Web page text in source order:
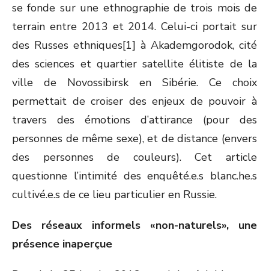
se fonde sur une ethnographie de trois mois de
terrain entre 2013 et 2014. Celui-ci portait sur
des Russes ethniques[1] à Akademgorodok, cité
des sciences et quartier satellite élitiste de la
ville de Novossibirsk en Sibérie. Ce choix
permettait de croiser des enjeux de pouvoir à
travers des émotions d’attirance (pour des
personnes de même sexe), et de distance (envers
des personnes de couleurs). Cet article
questionne l’intimité des enquêté.e.s blanc.he.s
cultivé.e.s de ce lieu particulier en Russie.
Des réseaux informels «non-naturels», une
présence inaperçue